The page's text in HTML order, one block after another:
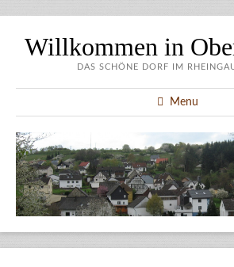
Willkommen in
DAS SCHÖNE DORF IM
Menu